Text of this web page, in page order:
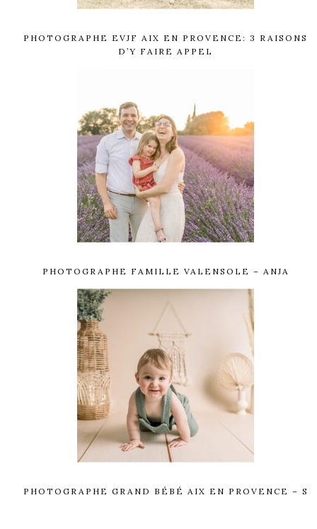
PHOTOGRAPHE EVJF AIX EN PROVENCE: 3 RAISONS
D’Y FAIRE APPEL
PHOTOGRAPHE FAMILLE VALENSOLE – ANJA
PHOTOGRAPHE GRAND BÉBÉ AIX EN PROVENCE – S